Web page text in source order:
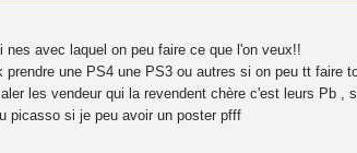
avec laquel on peu faire ce que l'on veux!!
une PS4 une PS3 ou autres si on peu tt faire
les vendeur qui la revendent chère c'est leurs Pb
picasso si je peu avoir un poster pfff